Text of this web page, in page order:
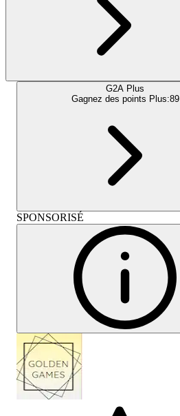
G2A Plus
Gagnez des points Plus:89
SPONSORISÉ